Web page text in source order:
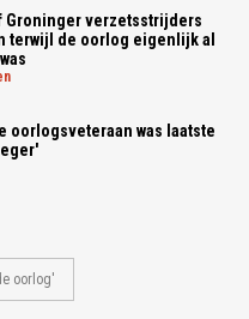
Groninger verzetsstrijders
terwijl de oorlog eigenlijk al
oorlogsveteraan was laatste
oorlog'